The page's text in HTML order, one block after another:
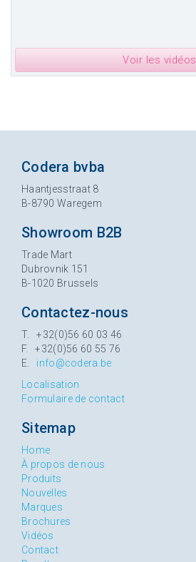
Voir les vidéos
Codera bvba
Haantjesstraat 8
B-8790 Waregem
Showroom B2B
Trade Mart
Dubrovnik 151
B-1020 Brussels
Contactez-nous
T. +32(0)56 60 03 46
F. +32(0)56 60 55 76
E. info@codera.be
Localisation
Formulaire de contact
Sitemap
Home
À propos de nous
Produits
Nouvelles
Marques
Brochures
Vidéos
Contact